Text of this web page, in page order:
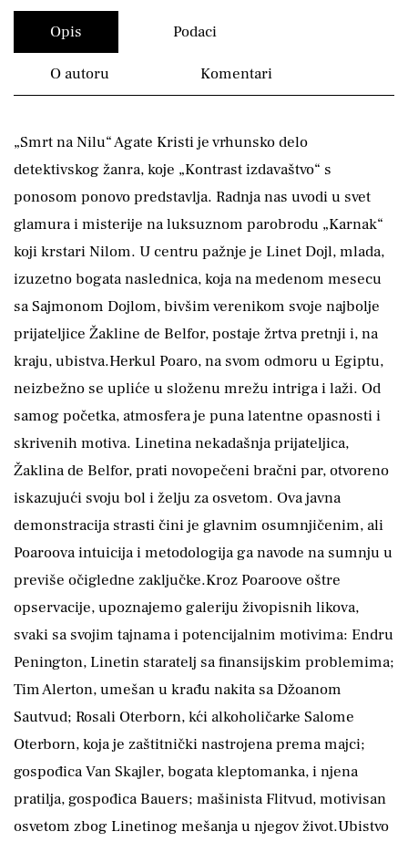
Opis Podaci
O autoru Komentari
„Smrt na Nilu“ Agate Kristi je vrhunsko delo
detektivskog žanra, koje „Kontrast izdavaštvo“ s
ponosom ponovo predstavlja. Radnja nas uvodi u svet
glamura i misterije na luksuznom parobrodu „Karnak“
koji krstari Nilom. U centru pažnje je Linet Dojl, mlada,
izuzetno bogata naslednica, koja na medenom mesecu
sa Sajmonom Dojlom, bivšim verenikom svoje najbolje
prijateljice Žakline de Belfor, postaje žrtva pretnji i, na
kraju, ubistva.Herkul Poaro, na svom odmoru u Egiptu,
neizbežno se upliće u složenu mrežu intriga i laži. Od
samog početka, atmosfera je puna latentne opasnosti i
skrivenih motiva. Linetina nekadašnja prijateljica,
Žaklina de Belfor, prati novopečeni bračni par, otvoreno
iskazujući svoju bol i želju za osvetom. Ova javna
demonstracija strasti čini je glavnim osumnjičenim, ali
Poaroova intuicija i metodologija ga navode na sumnju u
previše očigledne zaključke.Kroz Poaroove oštre
opservacije, upoznajemo galeriju živopisnih likova,
svaki sa svojim tajnama i potencijalnim motivima: Endru
Penington, Linetin staratelj sa finansijskim problemima;
Tim Alerton, umešan u krađu nakita sa Džoanom
Sautvud; Rosali Oterborn, kći alkoholičarke Salome
Oterborn, koja je zaštitnički nastrojena prema majci;
gospođica Van Skajler, bogata kleptomanka, i njena
pratilja, gospođica Bauers; mašinista Flitvud, motivisan
osvetom zbog Linetinog mešanja u njegov život.Ubistvo